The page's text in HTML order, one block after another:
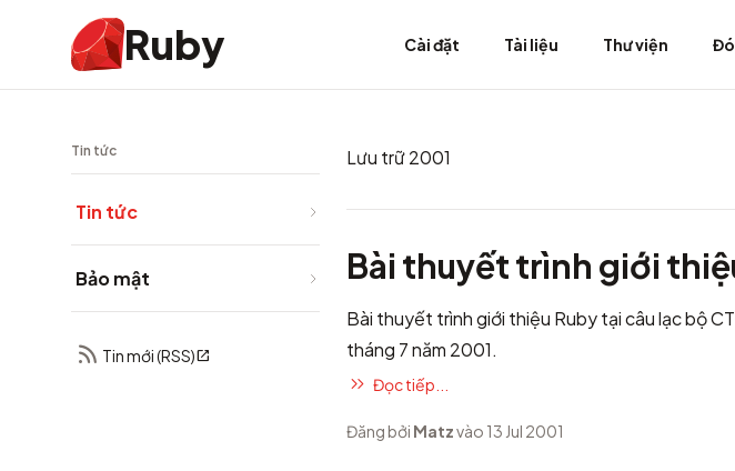
Ruby Cài đặt Tài liệu Thư viện
Tin tức
Tin tức
Bảo mật
Tin mới (RSS)
Lưu trữ 2001
Bài thuyết trình giới
Bài thuyết trình giới thiệu Ruby tại câu lạc bộ
tháng 7 năm 2001.
Đọc tiếp...
Đăng bởi Matzvào 13 Jul 2001